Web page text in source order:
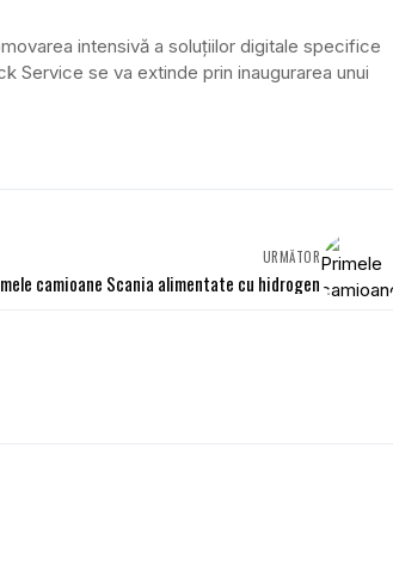
intensivă a soluțiilor digitale specifice
Service se va extinde prin inaugurarea unui
URMĂTOR
camioane Scania alimentate cu hidrogen